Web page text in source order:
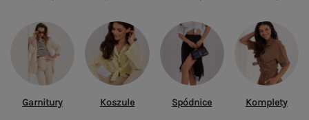
Garnitury Koszule Spódnice Komplety